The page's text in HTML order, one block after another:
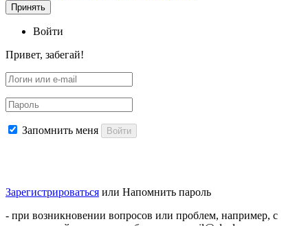
Принять
Войти
Привет, забегай!
Запомнить меня Войти
Зарегистрироваться или Напомнить пароль
- при возникновении вопросов или проблем, например, с